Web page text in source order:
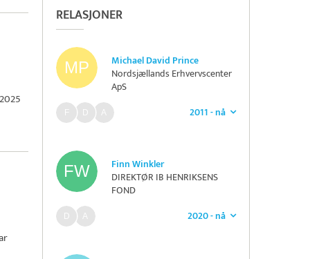
RELASJONER
Michael David Prince
Nordsjællands Erhvervscenter
ApS
2011 - nå
Finn Winkler
DIREKTØR IB HENRIKSENS
FOND
2020 - nå